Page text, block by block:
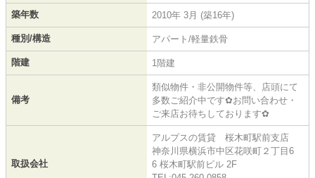
築年数 2010年 3月 (築16年)
種別/構造 アパート/軽量鉄骨
階建 1階建
備考
類似物件・非公開物件等、店頭にて
多数ご紹介中です✿お問い合わせ・
ご来店お待ちしております✿
取扱会社
アルプスの賃貸 桜木町駅前支店
神奈川県横浜市中区花咲町２丁目6
6 桜木町駅前ビル 2F